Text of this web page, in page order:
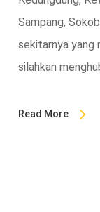
Sampang,
sekitarnya yang
silahkan
Read More